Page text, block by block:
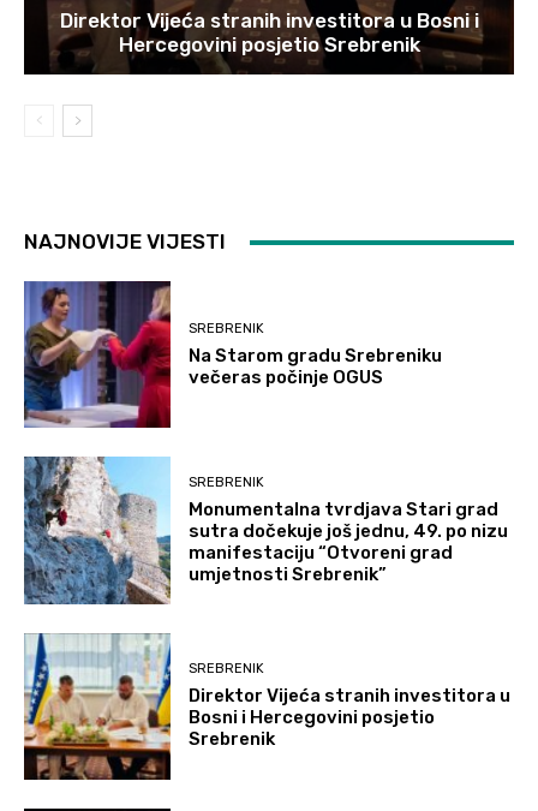
Direktor Vijeća stranih investitora u Bosni i
Hercegovini posjetio Srebrenik
NAJNOVIJE VIJESTI
SREBRENIK
Na Starom gradu Srebreniku
večeras počinje OGUS
SREBRENIK
Monumentalna tvrdjava Stari grad
sutra dočekuje još jednu, 49. po nizu
manifestaciju “Otvoreni grad
umjetnosti Srebrenik”
SREBRENIK
Direktor Vijeća stranih investitora u
Bosni i Hercegovini posjetio
Srebrenik